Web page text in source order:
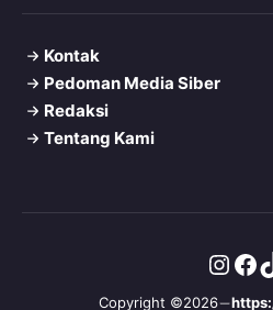
Kontak
Pedoman Media Siber
Redaksi
Tentang Kami
Copyright ©2026